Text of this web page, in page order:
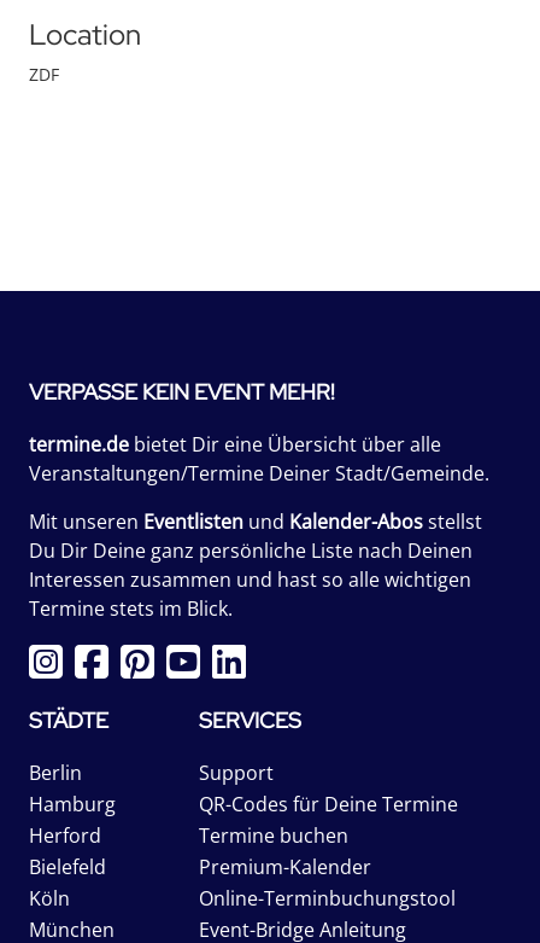
Location
ZDF
VERPASSE KEIN EVENT MEHR!
termine.de bietet Dir eine Übersicht über alle
Veranstaltungen/Termine Deiner Stadt/Gemeinde.
Mit unseren Eventlisten und Kalender-Abosstellst
Du Dir Deine ganz persönliche Liste nach Deinen
Interessen zusammen und hast so alle wichtigen
Termine stets im Blick.
STÄDTE
Berlin
Hamburg
Herford
Bielefeld
Köln
München
SERVICES
Support
QR-Codes für Deine Termine
Termine buchen
Premium-Kalender
Online-Terminbuchungstool
Event-Bridge Anleitung